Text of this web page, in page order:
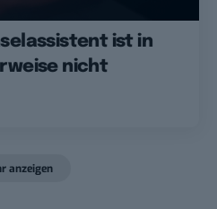
ist in
nicht
anzeigen